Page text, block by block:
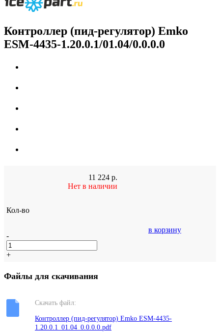
Контроллер (пид-регулятор) Emko
ESM-4435-1.20.0.1/01.04/0.0.0.0
11 224 р.
Нет в наличии
Кол-во
-
+
в корзину
Файлы для скачивания
Скачать файл:
Контроллер (пид-регулятор) Emko ESM-4435-
1.20.0.1_01.04_0.0.0.0.pdf